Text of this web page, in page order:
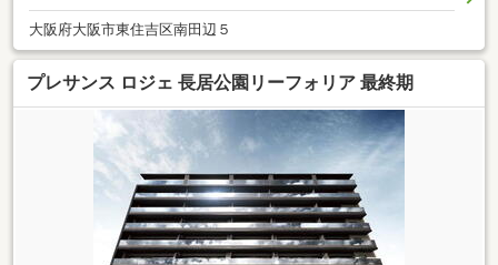
大阪府大阪市東住吉区南田辺５
プレサンス ロジェ 長居公園リーフォリア 最終期